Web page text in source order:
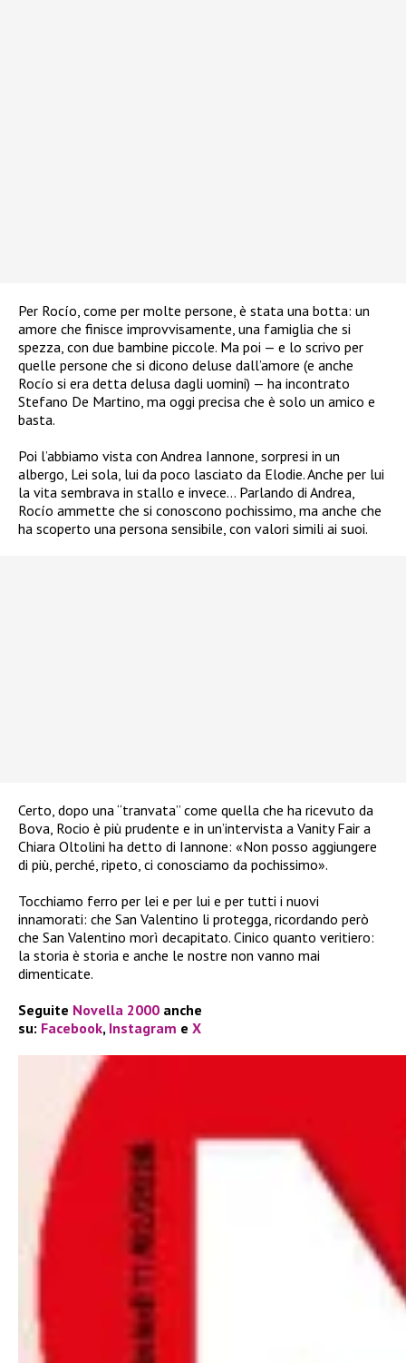
Per Rocío, come per molte persone, è stata una botta: un
amore che finisce improvvisamente, una famiglia che si
spezza, con due bambine piccole. Ma poi — e lo scrivo per
quelle persone che si dicono deluse dall’amore (e anche
Rocío si era detta delusa dagli uomini) — ha incontrato
Stefano De Martino, ma oggi precisa che è solo un amico e
basta.
Poi l’abbiamo vista con Andrea Iannone, sorpresi in un
albergo, Lei sola, lui da poco lasciato da Elodie. Anche per lui
la vita sembrava in stallo e invece… Parlando di Andrea,
Rocío ammette che si conoscono pochissimo, ma anche che
ha scoperto una persona sensibile, con valori simili ai suoi.
Certo, dopo una “tranvata” come quella che ha ricevuto da
Bova, Rocio è più prudente e in un’intervista a Vanity Fair a
Chiara Oltolini ha detto di Iannone: «Non posso aggiungere
di più, perché, ripeto, ci conosciamo da pochissimo».
Tocchiamo ferro per lei e per lui e per tutti i nuovi
innamorati: che San Valentino li protegga, ricordando però
che San Valentino morì decapitato. Cinico quanto veritiero:
la storia è storia e anche le nostre non vanno mai
dimenticate.
Seguite Novella 2000 anche
su: Facebook, Instagram e X